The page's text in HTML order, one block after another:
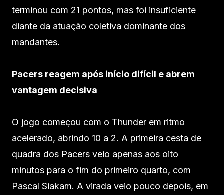
terminou com 21 pontos, mas foi insuficiente
diante da atuação coletiva dominante dos
mandantes.
Pacers reagem após início difícil e abrem
vantagem decisiva
O jogo começou com o Thunder em ritmo
acelerado, abrindo 10 a 2. A primeira cesta de
quadra dos Pacers veio apenas aos oito
minutos para o fim do primeiro quarto, com
Pascal Siakam. A virada veio pouco depois, em